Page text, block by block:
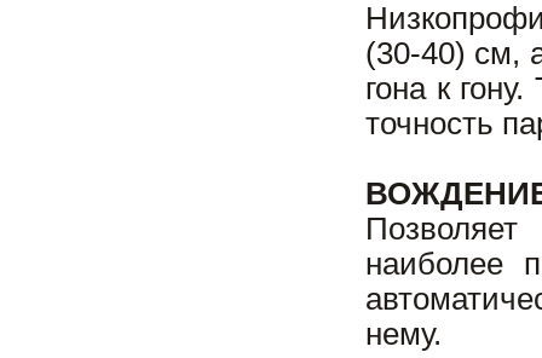
(30-40) см,
гона к
точность
наиболее
нему.